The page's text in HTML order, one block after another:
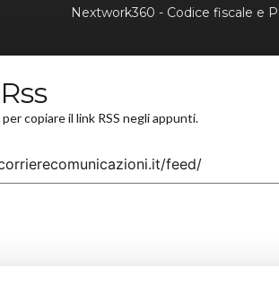
Nextwork360 - Codice fiscale e
copiare il link RSS negli appunti.